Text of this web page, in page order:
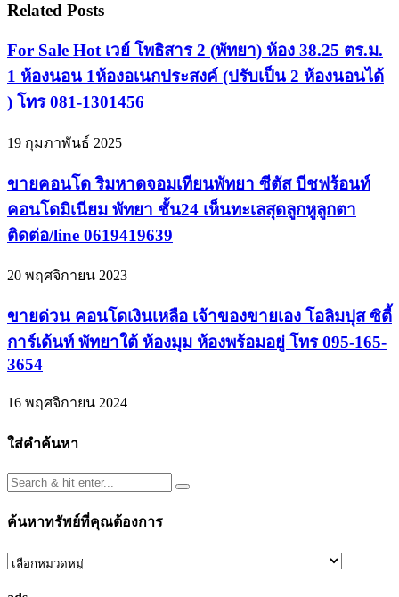
Related Posts
For Sale Hot เวย์ โพธิสาร 2 (พัทยา) ห้อง 38.25 ตร.ม.
1 ห้องนอน 1ห้องอเนกประสงค์ (ปรับเป็น 2 ห้องนอนได้
) โทร 081-1301456
19 กุมภาพันธ์ 2025
ขายคอนโด ริมหาดจอมเทียนพัทยา ซีตัส บีชฟร้อนท์
คอนโดมิเนียม พัทยา ชั้น24 เห็นทะเลสุดลูกหูลูกตา
ติดต่อ/line 0619419639
20 พฤศจิกายน 2023
ขายด่วน คอนโดเงินเหลือ เจ้าของขายเอง โอลิมปุส ซิตี้
การ์เด้นท์ พัทยาใต้ ห้องมุม ห้องพร้อมอยู่ โทร 095-165-
3654
16 พฤศจิกายน 2024
ใส่คำค้นหา
ค้นหาทรัพย์ที่คุณต้องการ
ค้นหา